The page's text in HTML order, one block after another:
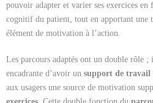
pouvoir adapter et varier ses exercices en
cognitif du patient, tout en apportant une
élément de motivation à l’action.
Les parcours adaptés ont un double rôle ;
encadrante d’avoir un support de travail
aux usagers une source de motivation